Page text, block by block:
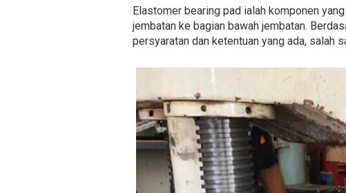
Elastomer bearing pad ialah komponen
jembatan ke bagian bawah jembatan.
persyaratan dan ketentuan yang ada, salah